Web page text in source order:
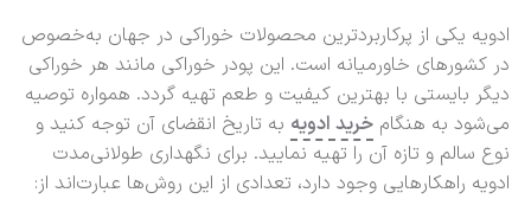
ادویه یکی از پرکاربردترین محصولات خوراکی در جهان به‌خصوص
در کشورهای خاورمیانه است. این پودر خوراکی مانند هر خوراکی
دیگر بایستی با بهترین کیفیت و طعم تهیه گردد. همواره توصیه
می‌شود به هنگام خرید ادویه به تاریخ انقضای آن توجه کنید و
نوع سالم و تازه آن را تهیه نمایید. برای نگهداری طولانی‌مدت
ادویه راهکارهایی وجود دارد، تعدادی از این روش‌ها عبارت‌اند از: